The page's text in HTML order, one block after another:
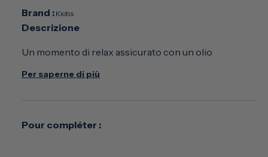
di
listino
Brand : Kiotis
Descrizione
Un momento di relax assicurato con un olio
nutriti.
Per saperne di più
Pour compléter :